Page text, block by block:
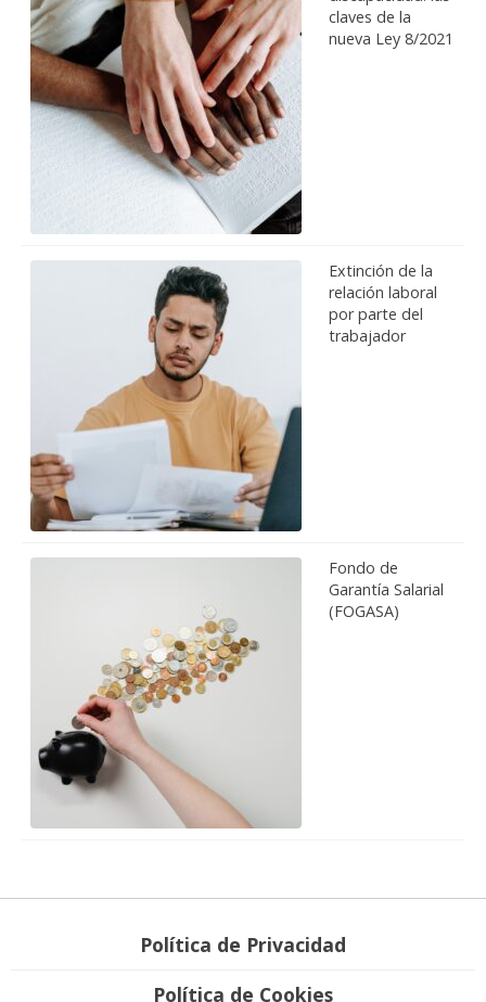
claves de la
nueva Ley 8/2021
Extinción de la
relación laboral
por parte del
trabajador
Fondo de
Garantía Salarial
(FOGASA)
Política de Privacidad
Política de Cookies